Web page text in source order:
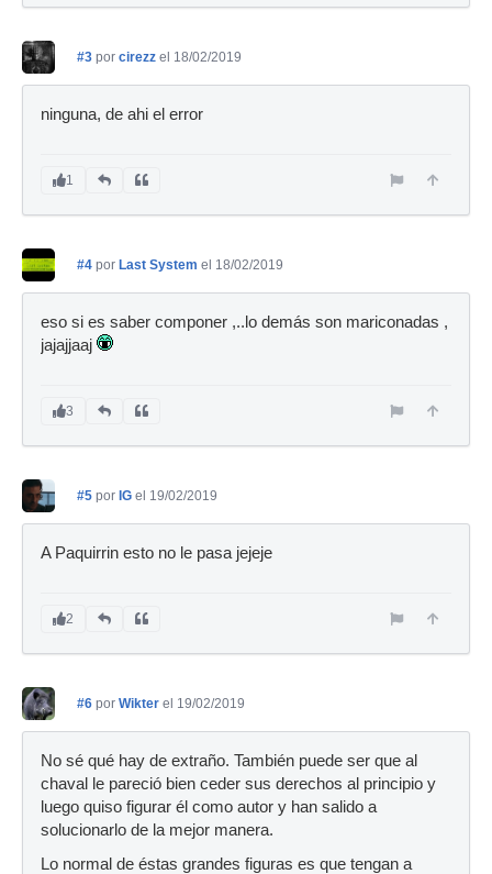
#3 por cirezz el 18/02/2019
ninguna, de ahi el error
1
#4 por Last System el 18/02/2019
eso si es saber componer ,..lo demás son mariconadas ,
jajajjaaj
3
#5 por IG el 19/02/2019
A Paquirrin esto no le pasa jejeje
2
#6 por Wikter el 19/02/2019
No sé qué hay de extraño. También puede ser que al
chaval le pareció bien ceder sus derechos al principio y
luego quiso figurar él como autor y han salido a
solucionarlo de la mejor manera.
Lo normal de éstas grandes figuras es que tengan a